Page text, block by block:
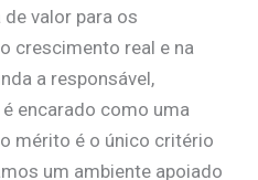
valor para os
crescimento real e na
a responsável,
encarado como uma
mérito é o único critério
um ambiente apoiado